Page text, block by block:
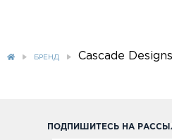
БРЕНД Cascade
ПОДПИШИТЕСЬ НА